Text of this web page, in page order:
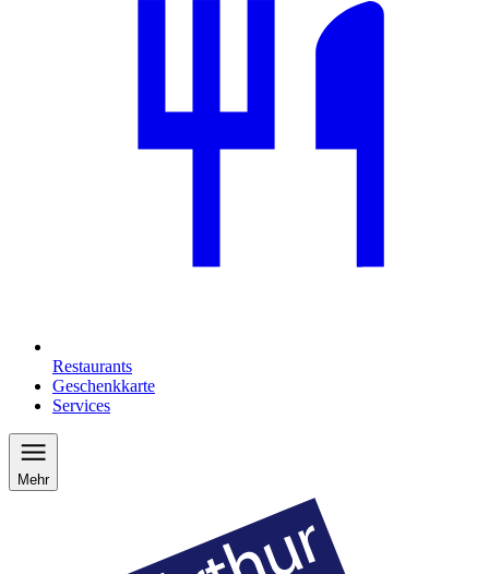
Restaurants
Geschenkkarte
Services
Mehr